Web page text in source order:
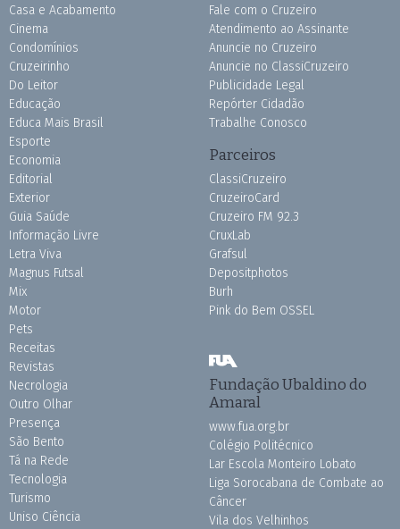
Casa e Acabamento
Cinema
Condomínios
Cruzeirinho
Do Leitor
Educação
Educa Mais Brasil
Esporte
Economia
Editorial
Exterior
Guia Saúde
Informação Livre
Letra Viva
Magnus Futsal
Mix
Motor
Pets
Receitas
Revistas
Necrologia
Outro Olhar
Presença
São Bento
Tá na Rede
Tecnologia
Turismo
Uniso Ciência
Fale com o Cruzeiro
Atendimento ao Assinante
Anuncie no Cruzeiro
Anuncie no ClassiCruzeiro
Publicidade Legal
Repórter Cidadão
Trabalhe Conosco
Parceiros
ClassiCruzeiro
CruzeiroCard
Cruzeiro FM 92.3
CruxLab
Grafsul
Depositphotos
Burh
Pink do Bem OSSEL
Fundação Ubaldino do
Amaral
www.fua.org.br
Colégio Politécnico
Lar Escola Monteiro Lobato
Liga Sorocabana de Combate ao
Câncer
Vila dos Velhinhos